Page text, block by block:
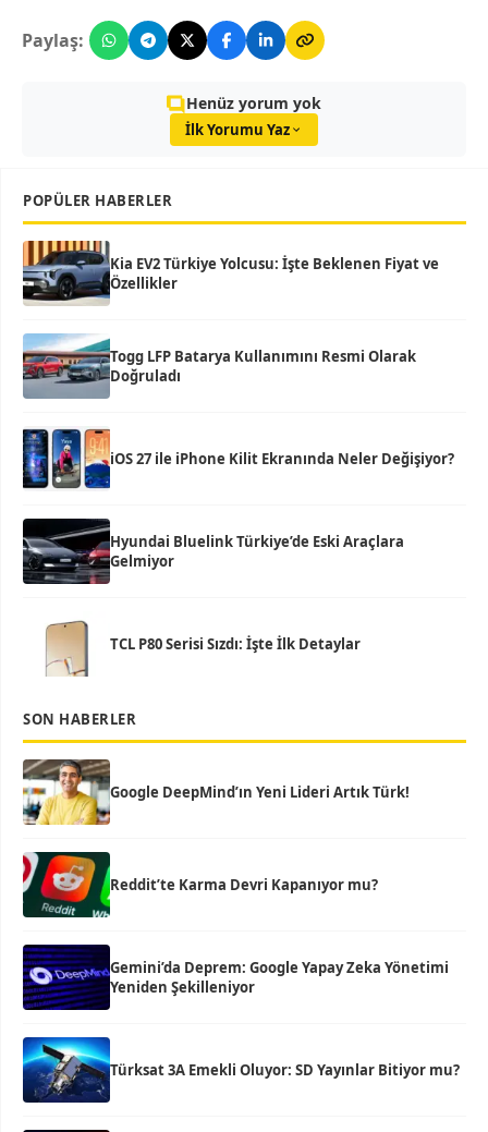
Paylaş:
Henüz yorum yok
İlk Yorumu Yaz
POPÜLER HABERLER
Kia EV2 Türkiye Yolcusu: İşte Beklenen Fiyat ve
Özellikler
Togg LFP Batarya Kullanımını Resmi Olarak
Doğruladı
iOS 27 ile iPhone Kilit Ekranında Neler Değişiyor?
Hyundai Bluelink Türkiye’de Eski Araçlara
Gelmiyor
TCL P80 Serisi Sızdı: İşte İlk Detaylar
SON HABERLER
Google DeepMind’ın Yeni Lideri Artık Türk!
Reddit’te Karma Devri Kapanıyor mu?
Gemini’da Deprem: Google Yapay Zeka Yönetimi
Yeniden Şekilleniyor
Türksat 3A Emekli Oluyor: SD Yayınlar Bitiyor mu?